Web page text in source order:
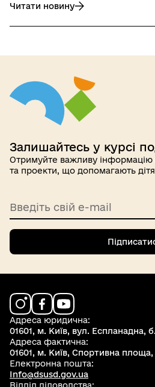
Читати новину
до Посилення захисту дітей у
Залишайтесь у курсі
Отримуйте важливу інформацію
та проекти, що допомагають
Введіть свій e-mail
Адреса юридична:
01601, м. Київ, вул. Еспланадна,
Адреса фактична:
01601, м. Київ, Спортивна площа,
Електронна пошта:
Info@dsusd.gov.ua